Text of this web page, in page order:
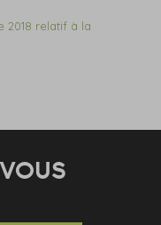
2018 relatif à la